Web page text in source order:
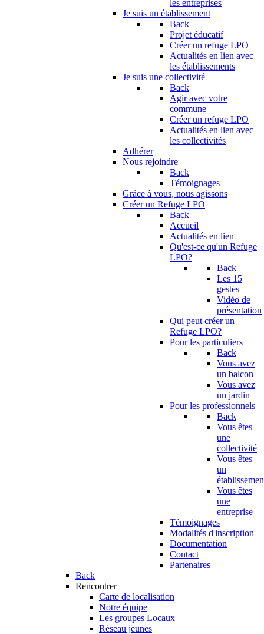
les entreprises
Je suis un établissement
Back
Projet éducatif
Créer un refuge LPO
Actualités en lien avec
les établissements
Je suis une collectivité
Back
Agir avec votre
commune
Créer un refuge LPO
Actualités en lien avec
les collectivités
Adhérer
Nous rejoindre
Back
Témoignages
Grâce à vous, nous agissons
Créer un Refuge LPO
Back
Accueil
Actualités en lien
Qu'est-ce qu'un Refuge
LPO?
Back
Les 15
gestes
Vidéo de
présentation
Qui peut créer un
Refuge LPO?
Pour les particuliers
Back
Vous avez
un balcon
Vous avez
un jardin
Pour les professionnels
Back
Vous êtes
une
collectivité
Vous êtes
un
Vous êtes
une
entreprise
Témoignages
Modalités d'inscription
Documentation
Contact
Partenaires
Back
Rencontrer
Carte de localisation
Notre équipe
Les groupes Locaux
Réseau jeunes